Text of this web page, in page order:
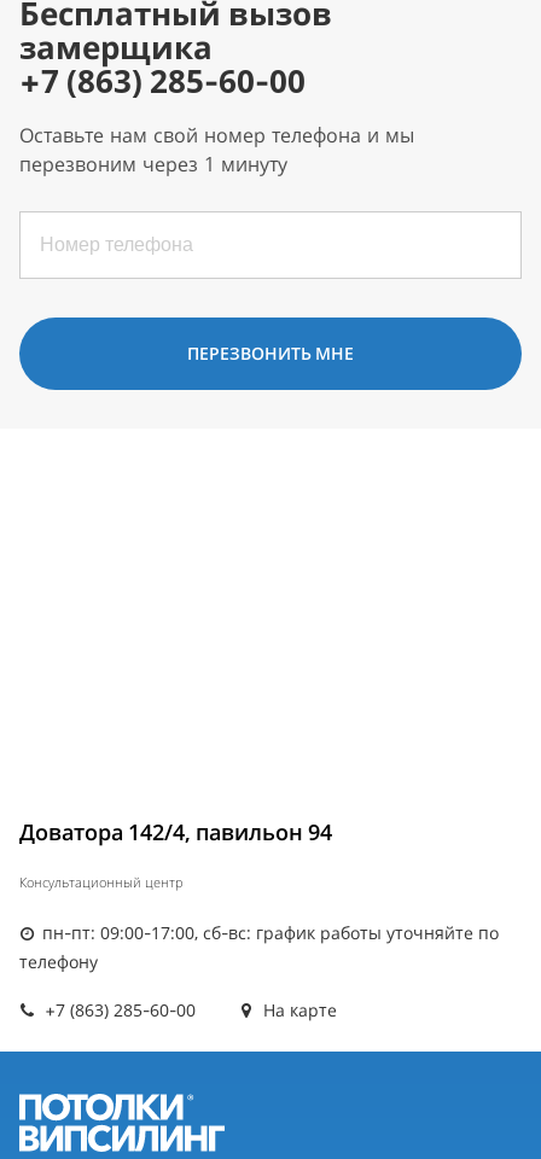
Бесплатный вызов
замерщика
+7 (863) 285-60-00
Оставьте нам свой номер телефона и мы
перезвоним через 1 минуту
ПЕРЕЗВОНИТЬ МНЕ
Доватора 142/4, павильон 94
Консультационный центр
пн-пт: 09:00-17:00, сб-вс: график работы уточняйте по
телефону
+7 (863) 285-60-00 На карте